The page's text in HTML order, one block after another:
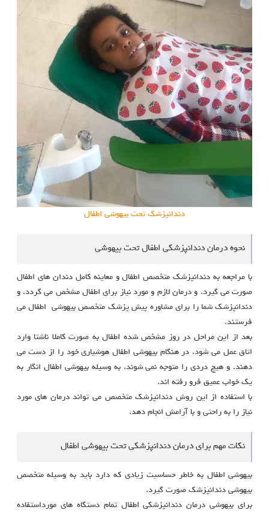
دندانپزشک تحت بیهوشی اطفال
نحوه درمان دندانپزشکی اطفال تحت بیهوشی
با مراجعه به دندانپزشک متخصص اطفال و معاینه کامل دندان های اطفال
صورت می گیرد. و درمان لازم و مورد نیاز برای اطفال مشخص می گردد. و
دندانپزشک شما را برای مشاوره پیش پزشک متخصص بیهوشی اطفال می
فرستند.
بعد از این مراحل در روز مشخص شده اطفال به صورت کاملا ناشتا وارد
اتاق عمل می شود. در هنگام بیهوشی اطفال هوشیاری خود را از دست می
دهند. و هیچ دردی را متوجه نمی شوند. به وسیله بیهوشی اطفال انگار به
یک خواب عمیق فرو رفته اند.
با استفاده از این روش دندانپزشک متخصص می تواند درمان های مورد
نیاز را به راحتی و با آرامش انجام دهد.
نکات مهم برای درمان دندانپزشکی تحت بیهوشی اطفال
بیهوشی اطفال به خاطر حساسیت زیادی که دارد باید به وسیله متخصص
بیهوشی دندانپزشک صورت گیرد.
برای بیهوشی درمان دندانپزشکی اطفال تمام دستگاه های مورداستفاده